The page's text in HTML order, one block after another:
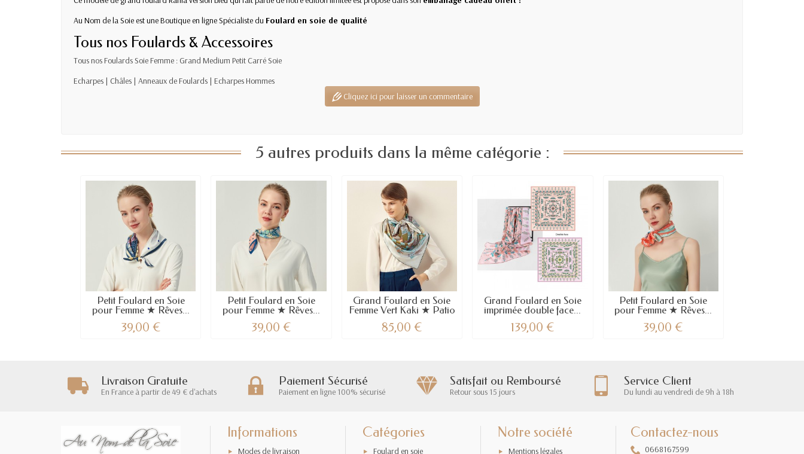
Au Nom de la Soie est une Boutique en ligne Spécialiste du Foulard en soie de qualité
Tous nos Foulards & Accessoires
Tous nosFoulards Soie Femme : Grand Medium Petit Carré Soie
Echarpes | Châles | Anneaux de Foulards | Echarpes Hommes
Cliquez ici pour laisser un commentaire
5 autres produits dans la même catégorie :
Petit Foulard en Soie
pour Femme ★ Rêves...
39,00 €
Petit Foulard en Soie
pour Femme ★ Rêves...
39,00 €
Grand Foulard en Soie
Femme Vert Kaki ★ Patio
85,00 €
Grand Foulard en Soie
imprimée double face...
139,00 €
Petit Foulard en Soie
pour Femme ★ Rêves...
39,00 €
Livraison Gratuite
En France à partir de 49 € d'achats
Paiement Sécurisé
Paiement en ligne 100% sécurisé
Satisfait ou Remboursé
Retour sous 15 jours
Service Client
Du lundi au vendredi de 9h à 18h
Informations
Modes de livraison
Catégories
Foulard en soie
Notre société
Mentions légales
Contactez-nous
0668167599